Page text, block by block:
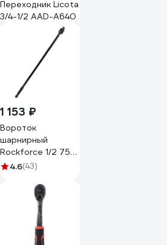
Переходник Licota
3/4-1/2 AAD-A640
1 153 ₽
Вороток
шарнирный
Rockforce 1/2 750
мм RF-
4.6(43)